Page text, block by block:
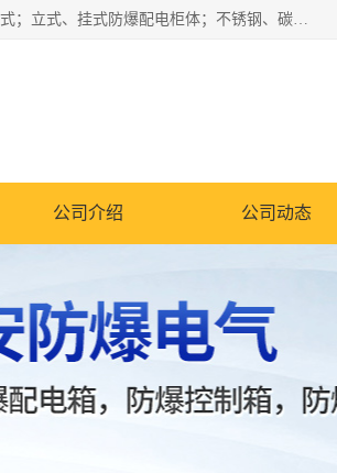
防爆正压分析小屋；不锈钢、碳钢材质防爆正压通风柜，分上下、左右、外挂三种款式；立式、挂式防爆配电柜体；不锈钢、碳钢防爆变频、磁力、星三角启动器；不锈钢、碳钢、铸铝防爆控制箱柜；可操作按键、多块式防爆仪表箱；多材质防爆接线箱；台式防爆电脑、防爆监视器。产品适配石油、化工、煤炭、电力、纺织、酿酒、航天、铁路、冶金、船舶、消防、市政等多行业工况使用。
公司介绍 公司动态